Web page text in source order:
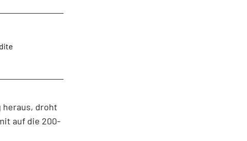
heraus, droht
auf die 200-